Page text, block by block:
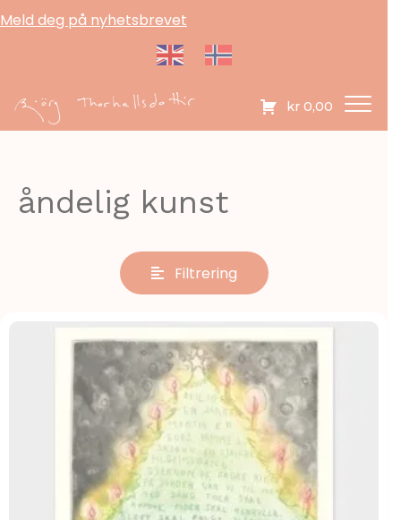
Meld deg på nyhetsbrevet
kr 0,00
åndelig kunst
Filtrering